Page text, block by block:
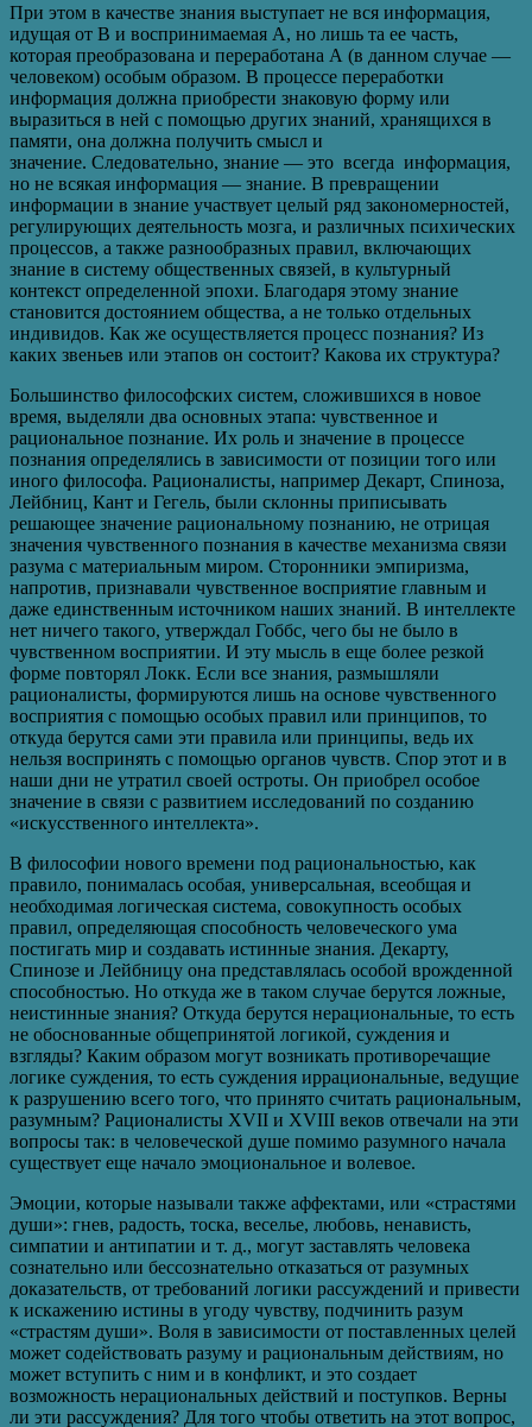
При этом в качестве знания выступает не вся информация,
идущая от В и воспринимаемая А, но лишь та ее часть,
которая преобразована и переработана А (в данном случае —
человеком) особым образом. В процессе переработки
информация должна приобрести знаковую форму или
выразиться в ней с помощью других знаний, хранящихся в
памяти, она должна получить смысл и
значение. Следовательно, знание — это всегда информация,
но не всякая информация — знание. В превращении
информации в знание участвует целый ряд закономерностей,
регулирующих деятельность мозга, и различных психических
процессов, а также разнообразных правил, включающих
знание в систему общественных связей, в культурный
контекст определенной эпохи. Благодаря этому знание
становится достоянием общества, а не только отдельных
индивидов. Как же осуществляется процесс познания? Из
каких звеньев или этапов он состоит? Какова их структура?
Большинство философских систем, сложившихся в новое
время, выделяли два основных этапа: чувственное и
рациональное познание. Их роль и значение в процессе
познания определялись в зависимости от позиции того или
иного философа. Рационалисты, например Декарт, Спиноза,
Лейбниц, Кант и Гегель, были склонны приписывать
решающее значение рациональному познанию, не отрицая
значения чувственного познания в качестве механизма связи
разума с материальным миром. Сторонники эмпиризма,
напротив, признавали чувственное восприятие главным и
даже единственным источником наших знаний. В интеллекте
нет ничего такого, утверждал Гоббс, чего бы не было в
чувственном восприятии. И эту мысль в еще более резкой
форме повторял Локк. Если все знания, размышляли
рационалисты, формируются лишь на основе чувственного
восприятия с помощью особых правил или принципов, то
откуда берутся сами эти правила или принципы, ведь их
нельзя воспринять с помощью органов чувств. Спор этот и в
наши дни не утратил своей остроты. Он приобрел особое
значение в связи с развитием исследований по созданию
«искусственного интеллекта».
В философии нового времени под рациональностью, как
правило, понималась особая, универсальная, всеобщая и
необходимая логическая система, совокупность особых
правил, определяющая способность человеческого ума
постигать мир и создавать истинные знания. Декарту,
Спинозе и Лейбницу она представлялась особой врожденной
способностью. Но откуда же в таком случае берутся ложные,
неистинные знания? Откуда берутся нерациональные, то есть
не обоснованные общепринятой логикой, суждения и
взгляды? Каким образом могут возникать противоречащие
логике суждения, то есть суждения иррациональные, ведущие
к разрушению всего того, что принято считать рациональным,
разумным? Рационалисты XVII и XVIII веков отвечали на эти
вопросы так: в человеческой душе помимо разумного начала
существует еще начало эмоциональное и волевое.
Эмоции, которые называли также аффектами, или «страстями
души»: гнев, радость, тоска, веселье, любовь, ненависть,
симпатии и антипатии и т. д., могут заставлять человека
сознательно или бессознательно отказаться от разумных
доказательств, от требований логики рассуждений и привести
к искажению истины в угоду чувству, подчинить разум
«страстям души». Воля в зависимости от поставленных целей
может содействовать разуму и рациональным действиям, но
может вступить с ним и в конфликт, и это создает
возможность нерациональных действий и поступков. Верны
ли эти рассуждения? Для того чтобы ответить на этот вопрос,